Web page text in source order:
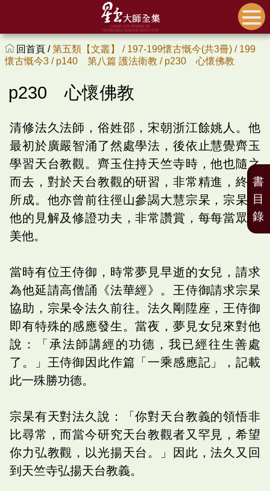
回首頁 /第五類【文叢】 / 197-199懷古慨今(共3冊) / 199
懷古慨今3 / p140 第八篇 護法衛教 / p230 心懷佛教
p230 心懷佛教
清修法久法師，俗姓邵，宋朝浙江餘姚人。他
最初於廣嚴智涌了然處學法，後依止慧覺齊玉
學習天台教觀。齊玉住持天竺寺時，他也隨之
而去，對於天台教觀的研習，非常精進，終有
所成。他亦曾前往徑山參謁大慧宗杲，宗杲對
他的見解及修證功夫，非常讚賞，每每當眾讚
美他。
當時有位王侍御，時常夢見早逝的女兒，請求
為他延請高僧誦《法華經》。王侍御請求宗杲
協助，宗杲令法久前往。法久剛陞座，王侍御
即有特殊的感應發生。當夜，夢見女兒來對他
說：「承法師講經的功德，我已經往生善處
了。」王侍御因此作篇「一乘感應記」，記載
此一殊勝功德。
宗杲有天對法久說：「你對天台教義的領悟非
比尋常，而當今研究天台教觀者又罕見，希望
你力弘教觀，以光揚天台。」因此，法久又回
到天竺寺弘揚天台教義。
書
目
錄